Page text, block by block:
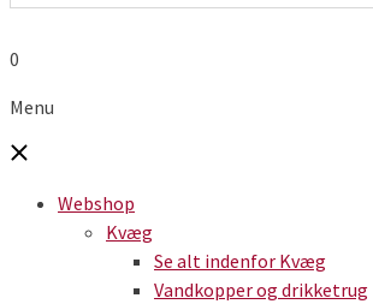
0
Menu
Webshop
Kvæg
Se alt indenfor Kvæg
Vandkopper og drikketrug